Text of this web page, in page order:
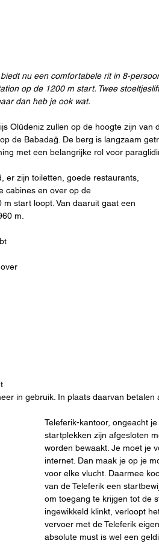
nu een comfortabele rit in 8-
op de 1200 m start. Twee
dan heb je ook wat.
Olüdeniz zullen op de hoogte zijn van
de Babadağ. De berg is langzaam
met een belangrijke rol voor
er zijn toiletten, goede restaurants,
cabines en over op de
start loopt. Van daaruit gaat een
m.
in gebruik. In plaats daarvan
Teleferik-kantoor, ongeacht
startplekken zijn afgesloten
worden bewaakt. Je moet je
internet. Dan maak je op je
voor elke vlucht. Daarmee
van de Teleferik een
om toegang te krijgen tot de
ingewikkeld klinkt, verloopt
vervoer met de Teleferik
absolute must is wel een